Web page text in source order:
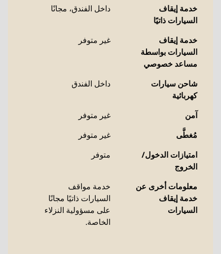
خدمة إيقاف
السيارات ذاتيًا
داخل الفندق، مجانًا
خدمة إيقاف
السيارات بواسطة
مساعد خصوصي
غير متوفر
شاحن سيارات
كهربائية
داخل الفندق
آمن
غير متوفر
مُغطَّى
غير متوفر
امتيازات الدخول/
الخروج
متوفر
معلومات أخرى عن
خدمة إيقاف
السيارات
خدمة مواقف
السيارات ذاتيًا مجانًا
على مسؤولية النزلاء
الخاصة.